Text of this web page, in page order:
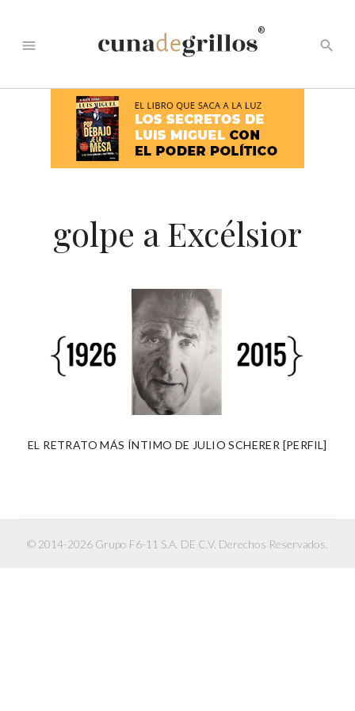
menu
®
search
golpe a Excélsior
EL RETRATO MÁS ÍNTIMO DE JULIO SCHERER [PERFIL]
© 2014-2026 Grupo F6-11 S.A. DE C.V. Derechos Reservados.